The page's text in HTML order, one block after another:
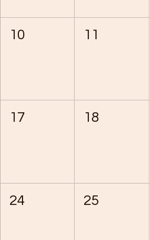
10 11
17 18
24 25